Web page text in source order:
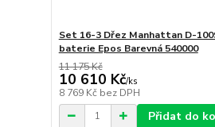
Set 16-3 Dřez Manhattan D-
baterie Epos Barevná 540000
11 175 Kč
10 610 Kč/ks
8 769 Kč bez DPH
Přidat do